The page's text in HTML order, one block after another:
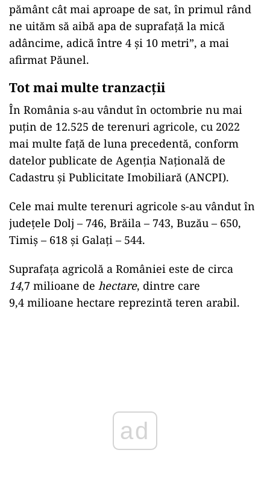
pământ cât mai aproape de sat, în primul rând
ne uităm să aibă apa de suprafață la mică
adâncime, adică între 4 și 10 metri”, a mai
afirmat Păunel.
Tot mai multe tranzacții
În România s-au vândut în octombrie nu mai
puțin de 12.525 de terenuri agricole, cu 2022
mai multe față de luna precedentă, conform
datelor publicate de Agenţia Naţională de
Cadastru şi Publicitate Imobiliară (ANCPI).
Cele mai multe terenuri agricole s-au vândut în
județele Dolj – 746, Brăila – 743, Buzău – 650,
Timiș – 618 și Galați – 544.
Suprafața agricolă a României este de circa
14,7 milioane de hectare, dintre care
9,4 milioane hectare reprezintă teren arabil.
ad